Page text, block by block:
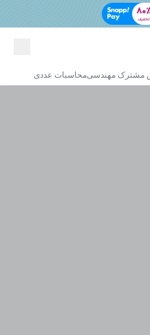
مشترک مهندسیمحاسبات عددی